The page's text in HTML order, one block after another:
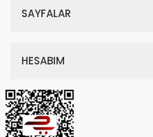
SAYFALAR
HESABIM